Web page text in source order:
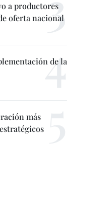
a productores
oferta nacional
de la
más